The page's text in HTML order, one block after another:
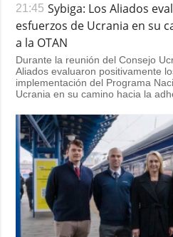
21:45 Sybiga: Los Aliados
esfuerzos de Ucrania en su
a la OTAN
Durante la reunión del Consejo
Aliados evaluaron positivamente
implementación del Programa
Ucrania en su camino hacia la